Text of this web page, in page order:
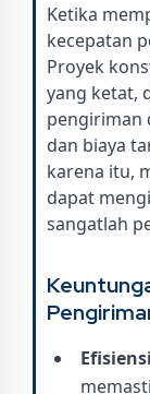
Ketika
kecepatan
Proyek
yang ketat,
pengiriman
dan biaya
karena itu,
dapat
sangatlah